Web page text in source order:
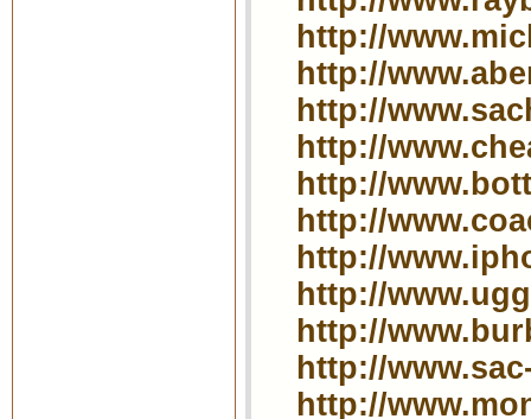
http://
http://
http://
http://
http://
http://
http://
http://
http://
http://
http://